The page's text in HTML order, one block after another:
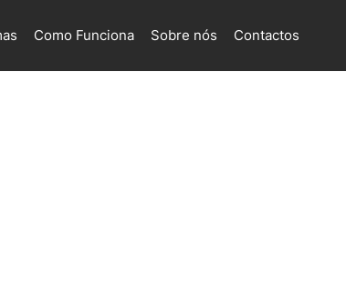
Como Funciona Sobre nós Contactos